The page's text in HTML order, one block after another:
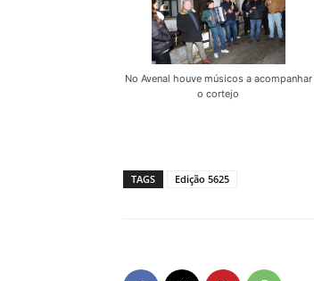
No Avenal houve músicos a acompanhar
o cortejo
TAGS Edição 5625